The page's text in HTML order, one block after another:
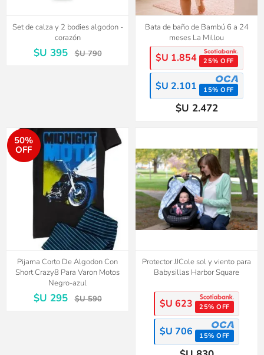
Set de calza y 2 bodies algodon -
corazón
$U 395 $U 790
Bata de baño de Bambú 6 a 24
meses La Millou
$U 1.854 25% OFF
$U 2.101 15% OFF
$U 2.472
50%
OFF
Pijama Corto De Algodon Con
Short Crazy8 Para Varon Motos
Negro-azul
$U 295 $U 590
Protector JJCole sol y viento para
Babysillas Harbor Square
$U 623 25% OFF
$U 706 15% OFF